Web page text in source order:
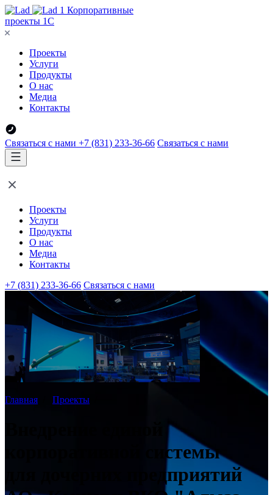
Корпоративные
проекты 1С
Проекты
Услуги
Продукты
О нас
Медиа
Контакты
Связаться с нами +7 (831) 233-36-66 Связаться с нами
Проекты
Услуги
Продукты
О нас
Медиа
Контакты
+7 (831) 233-36-66 Связаться с нами
Главная Проекты
корпоративной системы
для дочерних предприятий